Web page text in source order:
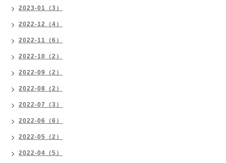
2023-01（3）
2022-12（4）
2022-11（6）
2022-10（2）
2022-09（2）
2022-08（2）
2022-07（3）
2022-06（6）
2022-05（2）
2022-04（5）